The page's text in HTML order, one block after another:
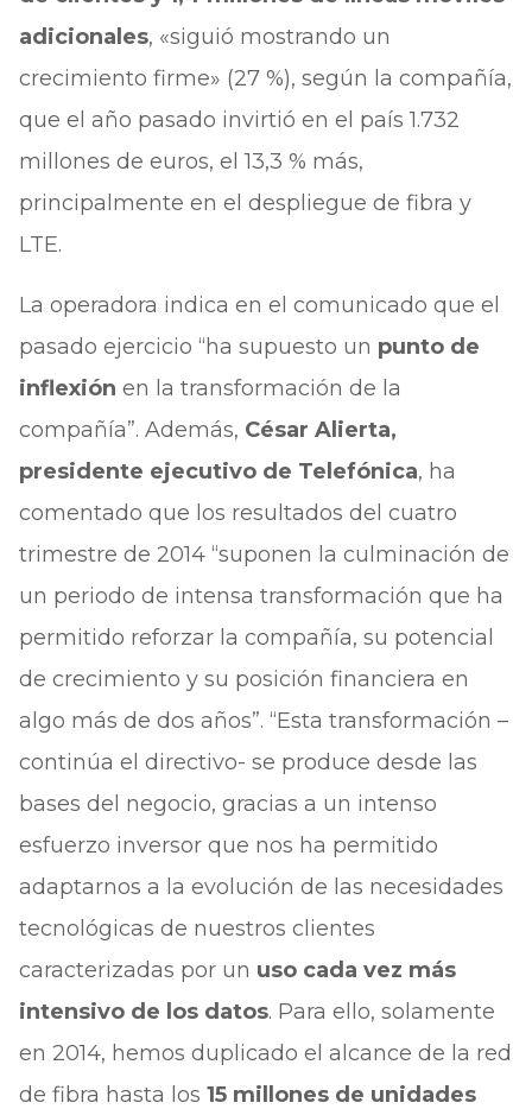
adicionales, «siguió mostrando un
crecimiento firme» (27 %), según la compañía,
que el año pasado invirtió en el país 1.732
millones de euros, el 13,3 % más,
principalmente en el despliegue de fibra y
LTE.
La operadora indica en el comunicado que el
pasado ejercicio “ha supuesto un punto de
inflexión en la transformación de la
compañía”. Además, César Alierta,
presidente ejecutivo de Telefónica, ha
comentado que los resultados del cuatro
trimestre de 2014 “suponen la culminación de
un periodo de intensa transformación que ha
permitido reforzar la compañía, su potencial
de crecimiento y su posición financiera en
algo más de dos años”. “Esta transformación –
continúa el directivo- se produce desde las
bases del negocio, gracias a un intenso
esfuerzo inversor que nos ha permitido
adaptarnos a la evolución de las necesidades
tecnológicas de nuestros clientes
caracterizadas por un uso cada vez más
intensivo de los datos. Para ello, solamente
en 2014, hemos duplicado el alcance de la red
de fibra hasta los 15 millones de unidades